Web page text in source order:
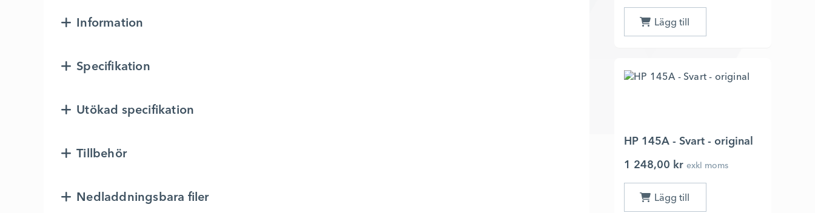
Information
Specifikation
Utökad specifikation
Tillbehör
Nedladdningsbara filer
HP 145A - Svart - original
1 248,00 kr exkl moms